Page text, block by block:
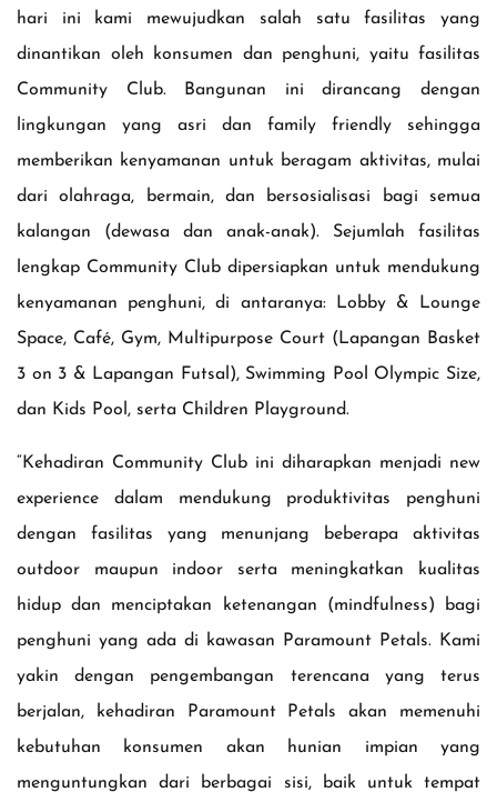
hari ini kami mewujudkan salah satu fasilitas yang
dinantikan oleh konsumen dan penghuni, yaitu fasilitas
Community Club. Bangunan ini dirancang dengan
lingkungan yang asri dan family friendly sehingga
memberikan kenyamanan untuk beragam aktivitas, mulai
dari olahraga, bermain, dan bersosialisasi bagi semua
kalangan (dewasa dan anak-anak). Sejumlah fasilitas
lengkap Community Club dipersiapkan untuk mendukung
kenyamanan penghuni, di antaranya: Lobby & Lounge
Space, Café, Gym, Multipurpose Court (Lapangan Basket
3 on 3 & Lapangan Futsal), Swimming Pool Olympic Size,
dan Kids Pool, serta Children Playground.
“Kehadiran Community Club ini diharapkan menjadi new
experience dalam mendukung produktivitas penghuni
dengan fasilitas yang menunjang beberapa aktivitas
outdoor maupun indoor serta meningkatkan kualitas
hidup dan menciptakan ketenangan (mindfulness) bagi
penghuni yang ada di kawasan Paramount Petals. Kami
yakin dengan pengembangan terencana yang terus
berjalan, kehadiran Paramount Petals akan memenuhi
kebutuhan konsumen akan hunian impian yang
menguntungkan dari berbagai sisi, baik untuk tempat